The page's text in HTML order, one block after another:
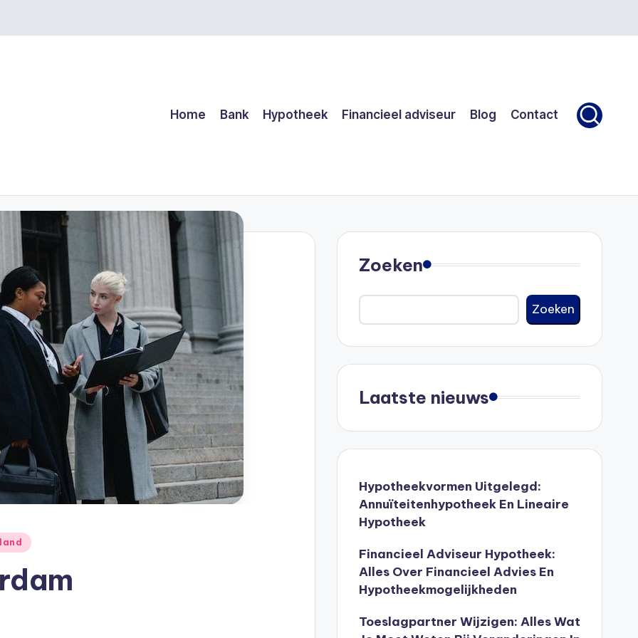
Home Bank Hypotheek Financieel adviseur Blog Contact
Zoeken
Zoeken
Laatste nieuws
Hypotheekvormen Uitgelegd:
Annuïteitenhypotheek En Lineaire
Hypotheek
Financieel Adviseur Hypotheek:
Alles Over Financieel Advies En
Hypotheekmogelijkheden
Toeslagpartner Wijzigen: Alles Wat